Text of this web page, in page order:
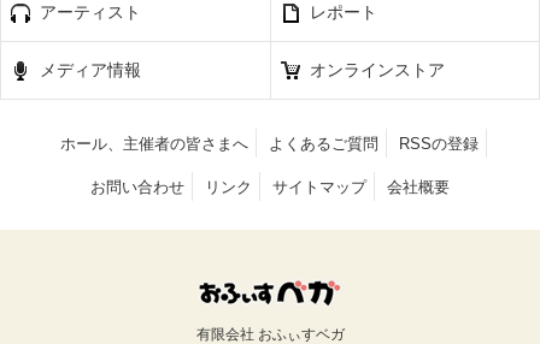
アーティスト レポート
メディア情報 オンラインストア
ホール、主催者の皆さまへ よくあるご質問 RSSの登録
お問い合わせ リンク サイトマップ 会社概要
有限会社 おふぃすベガ